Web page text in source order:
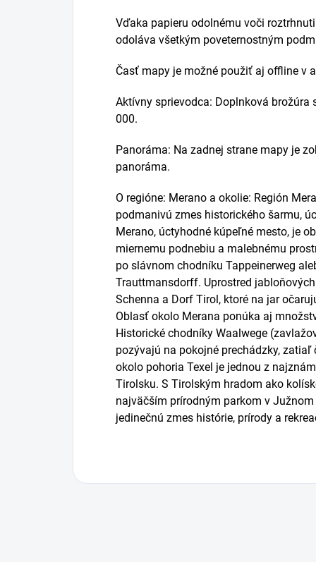
Vďaka papieru odolnému voči
odoláva všetkým poveternostným
Časť mapy je možné použiť aj offline v
Aktívny sprievodca: Doplnková
000.
Panoráma: Na zadnej strane mapy je
panoráma.
O regióne: Merano a okolie: Región
podmanivú zmes historického šarmu,
Merano, úctyhodné kúpeľné mesto, je
miernemu podnebiu a malebnému
po slávnom chodníku Tappeinerweg
Trauttmansdorff. Uprostred
Schenna a Dorf Tirol, ktoré na jar
Oblasť okolo Merana ponúka aj
Historické chodníky Waalwege
pozývajú na pokojné prechádzky,
okolo pohoria Texel je jednou z
Tirolsku. S Tirolským hradom ako
najväčším prírodným parkom v
jedinečnú zmes histórie, prírody a